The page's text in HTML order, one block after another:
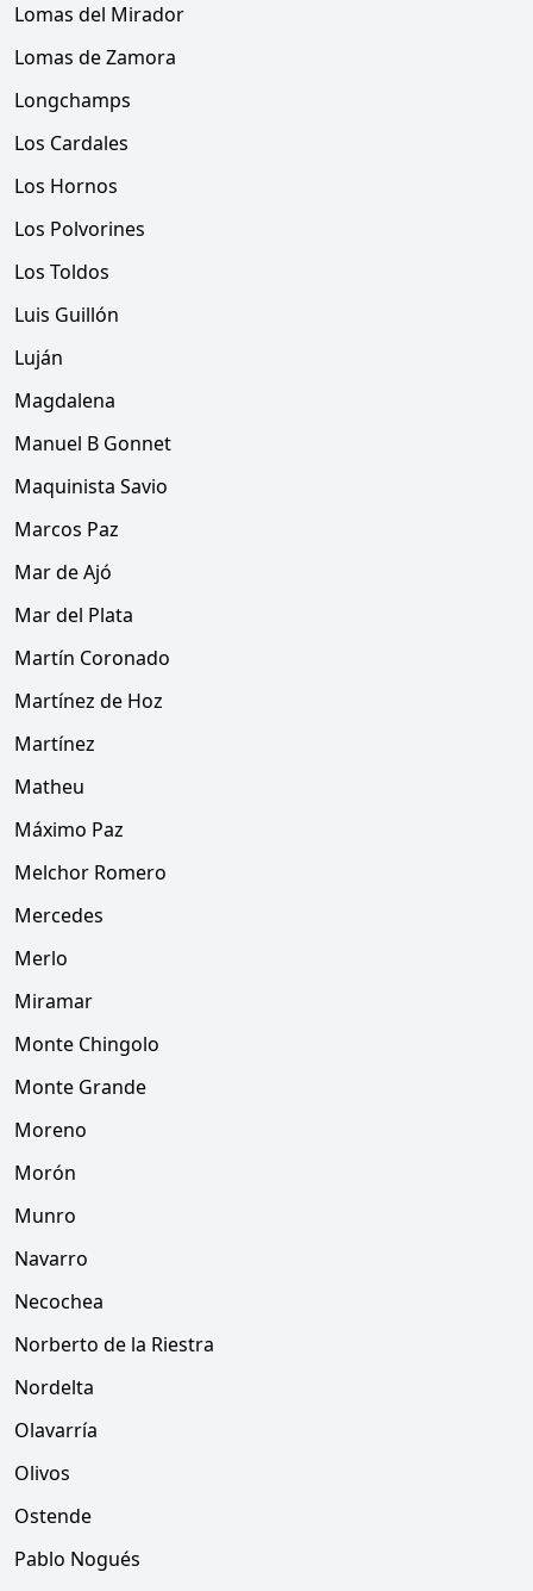
Lomas del Mirador
Lomas de Zamora
Longchamps
Los Cardales
Los Hornos
Los Polvorines
Los Toldos
Luis Guillón
Luján
Magdalena
Manuel B Gonnet
Maquinista Savio
Marcos Paz
Mar de Ajó
Mar del Plata
Martín Coronado
Martínez de Hoz
Martínez
Matheu
Máximo Paz
Melchor Romero
Mercedes
Merlo
Miramar
Monte Chingolo
Monte Grande
Moreno
Morón
Munro
Navarro
Necochea
Norberto de la Riestra
Nordelta
Olavarría
Olivos
Ostende
Pablo Nogués